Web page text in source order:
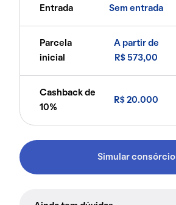
Entrada Sem entrada
Parcela
inicial
A partir de
R$ 573,00
Cashback de
10%
R$ 20.000
Simular consórcio